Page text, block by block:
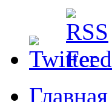
Главная